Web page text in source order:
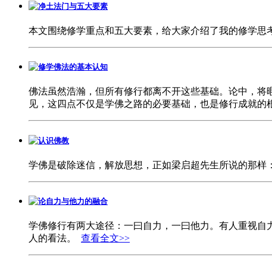
净土法门与五大要素
本文围绕修学重点和五大要素，给大家介绍了我的修学
修学佛法的基本认知
佛法虽然浩瀚，但所有修行都离不开这些基础。论中，
见，这四点不仅是学佛之路的必要基础，也是修行成就的
认识佛教
学佛是破除迷信，解放思想，正如梁启超先生所说的那样
论自力与他力的融合
学佛修行有两大途径：一曰自力，一曰他力。有人重视
人的看法。 查看全文>>